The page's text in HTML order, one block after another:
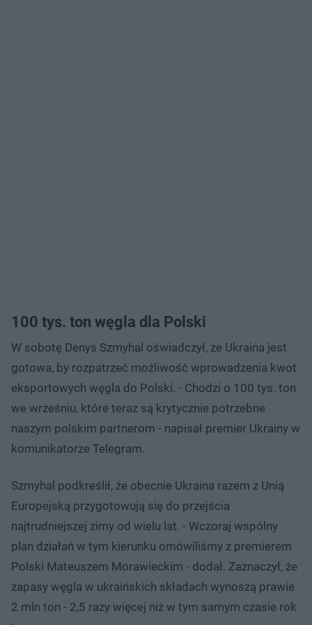
100 tys. ton węgla dla Polski
W sobotę Denys Szmyhal oświadczył, że Ukraina jest
gotowa, by rozpatrzeć możliwość wprowadzenia kwot
eksportowych węgla do Polski. - Chodzi o 100 tys. ton
we wrześniu, które teraz są krytycznie potrzebne
naszym polskim partnerom - napisał premier Ukrainy w
komunikatorze Telegram.
Szmyhal podkreślił, że obecnie Ukraina razem z Unią
Europejską przygotowują się do przejścia
najtrudniejszej zimy od wielu lat. - Wczoraj wspólny
plan działań w tym kierunku omówiliśmy z premierem
Polski Mateuszem Morawieckim - dodał. Zaznaczył, że
zapasy węgla w ukraińskich składach wynoszą prawie
2 mln ton - 2,5 razy więcej niż w tym samym czasie rok